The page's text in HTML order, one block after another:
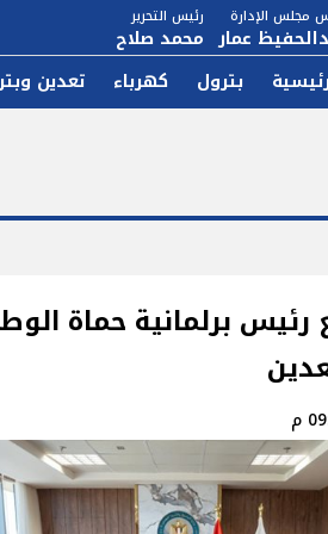
مجلس الإدارة
عمار
رئيس التحرير
محمد صلاح
بترول كهرباء تعدين
رئيس برلمانية حماة